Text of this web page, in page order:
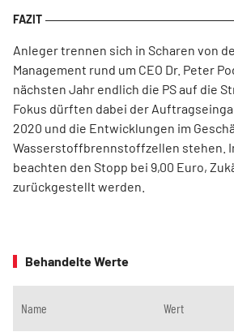
Anleger trennen sich in Scharen von
Management rund um CEO Dr. Peter
nächsten Jahr endlich die PS auf die
Fokus dürften dabei der
2020 und die Entwicklungen im
Wasserstoffbrennstoffzellen stehen.
beachten den Stopp bei 9,00 Euro,
zurückgestellt werden.
Behandelte Werte
Name Wert